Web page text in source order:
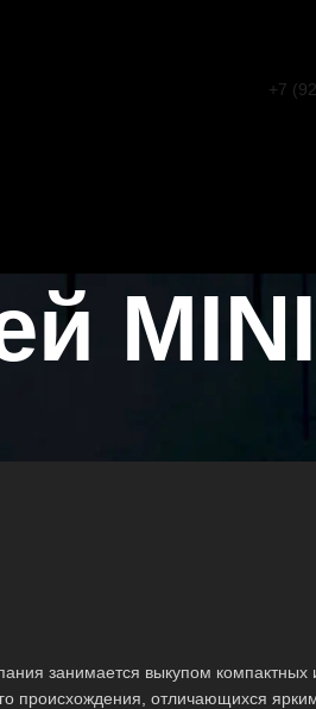
+7
занимается выкупом компактных
происхождения, отличающихся